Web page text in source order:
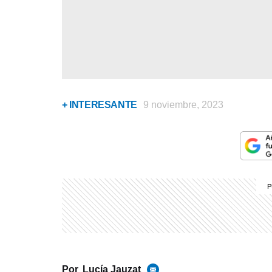
+ INTERESANTE 9 noviembre, 2023
Por Lucía Jauzat